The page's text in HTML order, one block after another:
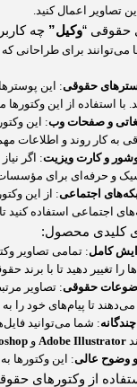
تصاویر اعمال کنید.
حقوقی “وکیل” چه
می‌توانند برای طراحانی
حقوقی: این
با استفاده از این
و صفحات وب: این
به کار روند و اطلاعات
و کارت ویزیت: اگر
و حرفه‌ای برای مؤسسات
اجتماعی: از این
اجتماعی استفاده
کلیدی محصول:
کامل: تمامی تصاویر
را تغییر دهید تا با برند
حقوقی: تصاویر
تا پیام‌های خود را
: شما می‌توانید
Adobe Illustrator و
و وضوح عالی: این وکتورها
از وکتورهای